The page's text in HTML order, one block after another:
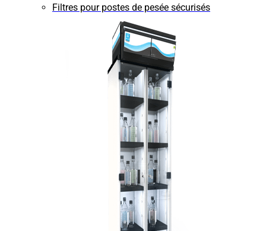
Filtres pour postes de pesée sécurisés